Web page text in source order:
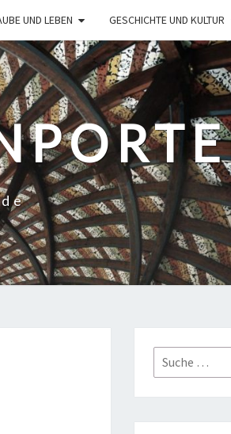
UND LEBEN GESCHICHTE UND KULTUR
Suche
nach: